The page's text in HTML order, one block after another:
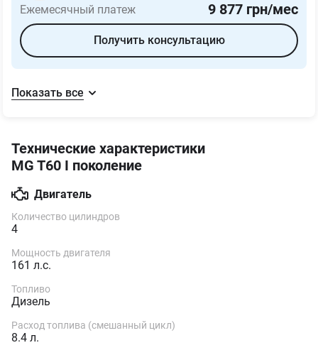
Ежемесячный платеж 9 877 грн/мес
Получить консультацию
Показать все
Технические характеристики
MG T60 I поколение
Двигатель
Количество цилиндров
4
Мощность двигателя
161 л.с.
Топливо
Дизель
Расход топлива (смешанный цикл)
8.4 л.